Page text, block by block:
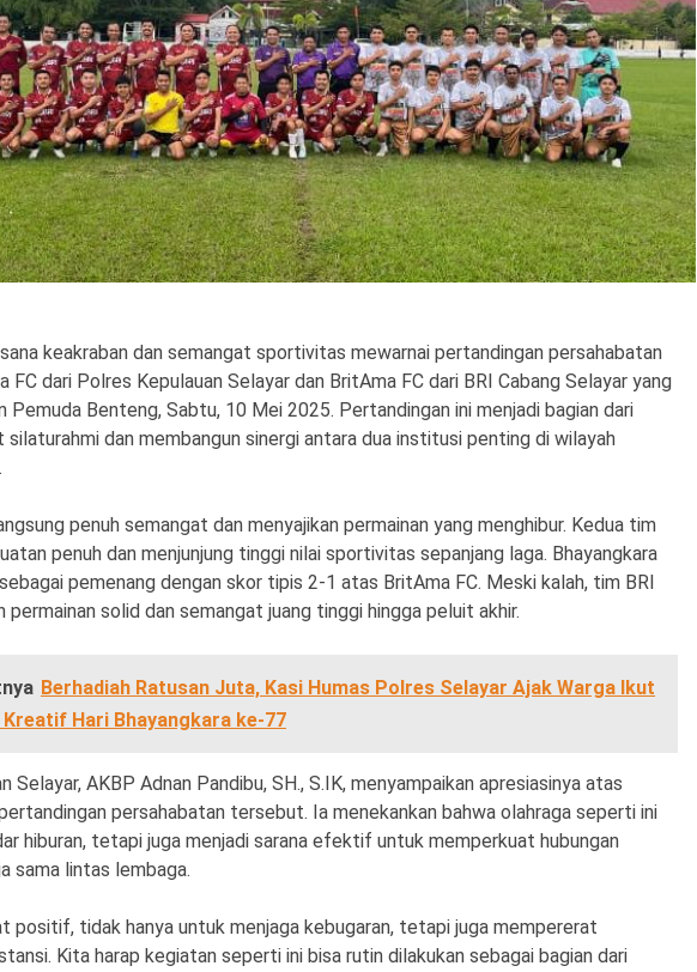
keakraban dan semangat sportivitas mewarnai pertandingan persahabatan
FC dari Polres Kepulauan Selayar dan BritAma FC dari BRI Cabang Selayar yang
Pemuda Benteng, Sabtu, 10 Mei 2025. Pertandingan ini menjadi bagian dari
silaturahmi dan membangun sinergi antara dua institusi penting di wilayah
penuh semangat dan menyajikan permainan yang menghibur. Kedua tim
penuh dan menjunjung tinggi nilai sportivitas sepanjang laga. Bhayangkara
pemenang dengan skor tipis 2-1 atas BritAma FC. Meski kalah, tim BRI
permainan solid dan semangat juang tinggi hingga peluit akhir.
Berhadiah Ratusan Juta, Kasi Humas Polres Selayar Ajak Warga Ikut
Hari Bhayangkara ke-77
Selayar, AKBP Adnan Pandibu, SH., S.IK, menyampaikan apresiasinya atas
persahabatan tersebut. Ia menekankan bahwa olahraga seperti ini
hiburan, tetapi juga menjadi sarana efektif untuk memperkuat hubungan
sama lintas lembaga.
positif, tidak hanya untuk menjaga kebugaran, tetapi juga mempererat
Kita harap kegiatan seperti ini bisa rutin dilakukan sebagai bagian dari